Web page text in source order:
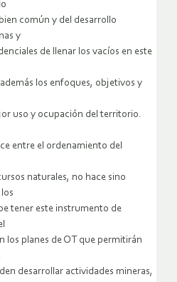
común y del desarrollo
y
de llenar los vacíos en este
los enfoques, objetivos y
uso y ocupación del territorio.
entre el ordenamiento del
naturales, no hace sino
tener este instrumento de
los planes de OT que permitirán
desarrollar actividades mineras,